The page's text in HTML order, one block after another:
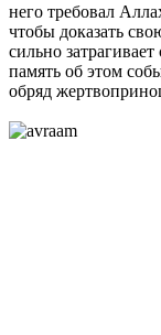
него требовал
чтобы доказать
сильно
память об этом
обряд